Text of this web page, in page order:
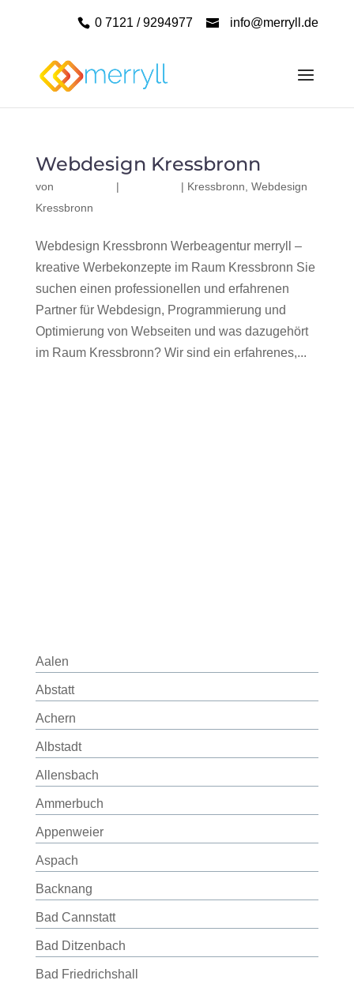
0 7121 / 9294977 info@merryll.de
Webdesign Kressbronn
von | | Kressbronn Webdesign
Kressbronn
Webdesign Kressbronn Werbeagentur merryll –
kreative Werbekonzepte im Raum Kressbronn Sie
suchen einen professionellen und erfahrenen
Partner für Webdesign, Programmierung und
Optimierung von Webseiten und was dazugehört
im Raum Kressbronn? Wir sind ein erfahrenes,...
Aalen
Abstatt
Achern
Albstadt
Allensbach
Ammerbuch
Appenweier
Aspach
Backnang
Bad Cannstatt
Bad Ditzenbach
Bad Friedrichshall